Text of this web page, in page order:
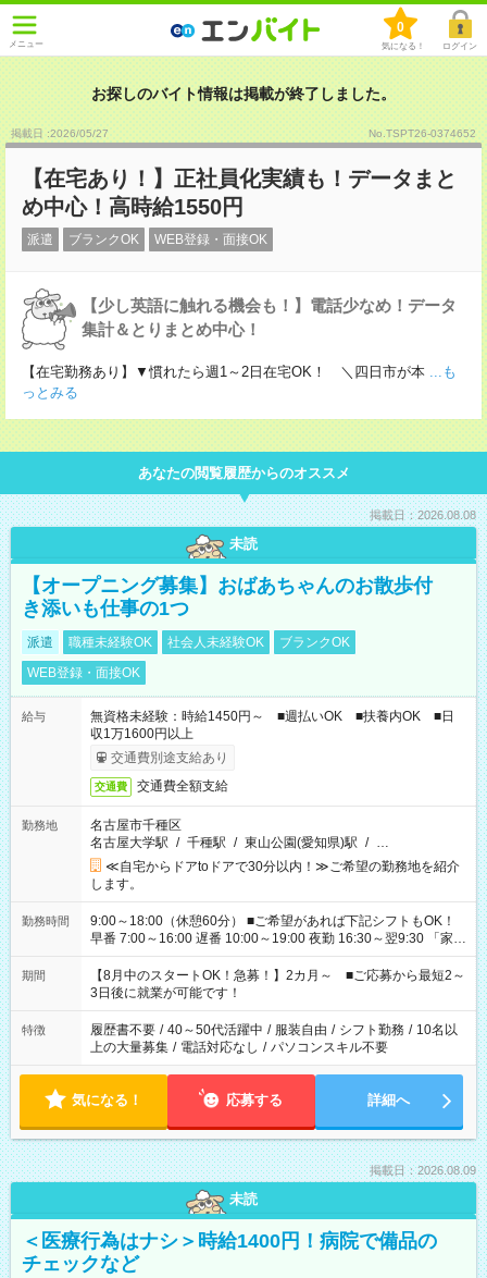
メニュー
0
気になる！ ログイン
お探しのバイト情報は掲載が終了しました。
掲載日 :2026/05/27 No.TSPT26-0374652
【在宅あり！】正社員化実績も！データまと
め中心！高時給1550円
派遣 ブランクOK WEB登録・面接OK
【少し英語に触れる機会も！】電話少なめ！データ
集計＆とりまとめ中心！
【在宅勤務あり】▼慣れたら週1～2日在宅OK！ ＼四日市が本 ...も
っとみる
あなたの閲覧履歴からのオススメ
掲載日：2026.08.08
未読
【オープニング募集】おばあちゃんのお散歩付
き添いも仕事の1つ
派遣 職種未経験OK 社会人未経験OK
ブランクOK
WEB登録・面接OK
給与
無資格未経験：時給1450円～ ■週払いOK ■扶養内OK ■日
収1万1600円以上
交通費別途支給あり
交通費 交通費全額支給
勤務地
名古屋市千種区
名古屋大学駅 / 千種駅 / 東山公園(愛知県)駅 / …
≪自宅からドアtoドアで30分以内！≫ご希望の勤務地を紹介
します。
勤務時間
9:00～18:00（休憩60分） ■ご希望があれば下記シフトもOK！
早番 7:00～16:00 遅番 10:00～19:00 夜勤 16:30～翌9:30 「家族
と休みを合わせたい」 「余裕を持って夕飯の準備がしたい」
「できれば残業はしたくない」 など、ご希望を教えてください
ね。 ※Wワーク希望の方へ 今ご覧のお仕事で希望する勤務時間
と、もう1つのお仕事の勤務時間。 合計で週40時間を超える場
合は応募できません。
期間
【8月中のスタートOK！急募！】2カ月～ ■ご応募から最短2～
3日後に就業が可能です！
特徴 履歴書不要 / 40～50代活躍中 / 服装自由 / シフト勤務 / 10名以
上の大量募集 / 電話対応なし / パソコンスキル不要
気になる！ 応募する 詳細へ
掲載日：2026.08.09
未読
＜医療行為はナシ＞時給1400円！病院で備品の
チェックなど